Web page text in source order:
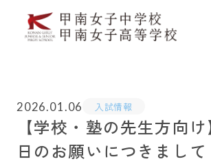
2026.01.06 入試情報
【学校・塾の先生方向
日のお願いにつきまして